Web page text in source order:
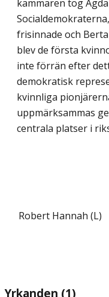
kammaren tog
frisinnade och
blev de första
inte förrän efter
demokratisk
kvinnliga
uppmärksammas
centrala platser i
Robert Hannah (L)
Yrkanden (1)